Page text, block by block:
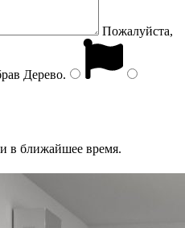
Пожалуйста,
Дерево.
в ближайшее время.